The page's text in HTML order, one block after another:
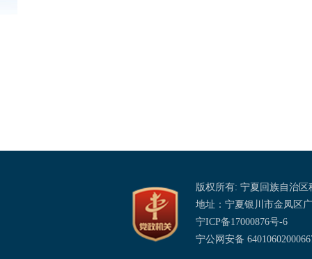
版权所有: 宁夏回族自治区
地址：宁夏银川市金凤区
宁ICP备17000876号-6
宁公网安备